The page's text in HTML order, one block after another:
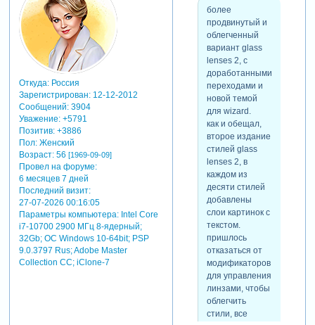
что в случае
наложения
контура на
фото или
прямоугольной
виньетки, они
будут все-равно
обрезаны
маской, т.к.
фото выходят
по масштабу за
границы маски.
имеются и
текстовые
подсказки. в
самом низу
находится
группа
управляющих
слоев для
движения линз
и масштаба
фото.
с помощью
wizard
(помощника
презентаций) и
имеющейся в
папке
wizardthemes
темы
(файл glass
lenses.pwt)
можно за 5
минут собрать
презентацию.
необходимые
Откуда:Россия
Зарегистрирован: 12-12-2012
Сообщений:3904
Уважение: +5791
Позитив: +3886
Пол:Женский
Возраст:56 [1969-09-09]
Провел на форуме:
6 месяцев 7 дней
Последний визит:
27-07-2026 00:16:05
Параметры компьютера:Intel Core
i7-10700 2900 МГц 8-ядерный;
32Gb; ОС Windows 10-64bit; PSP
9.0.3797 Rus; Adobe Master
Collection СС; iClone-7
более
продвинутый и
облегченный
вариант glass
lenses 2, с
доработанными
переходами и
новой темой
для wizard.
как и обещал,
второе издание
стилей glass
lenses 2, в
каждом из
десяти стилей
добавлены
слои картинок с
текстом.
пришлось
отказаться от
модификаторов
для управления
линзами, чтобы
облегчить
стили, все